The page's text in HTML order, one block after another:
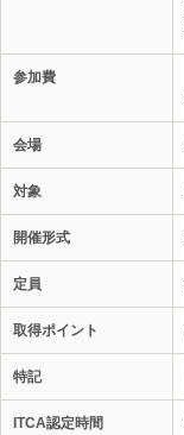
参加費
会場
対象
開催形式
定員
取得ポイント
特記
ITCA認定時間